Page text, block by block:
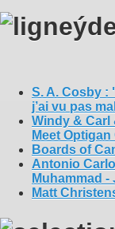
S. A. Cosby :
j’ai vu pas
Windy & Carl
Meet
Boards of
Antonio
Muhammad -
Matt